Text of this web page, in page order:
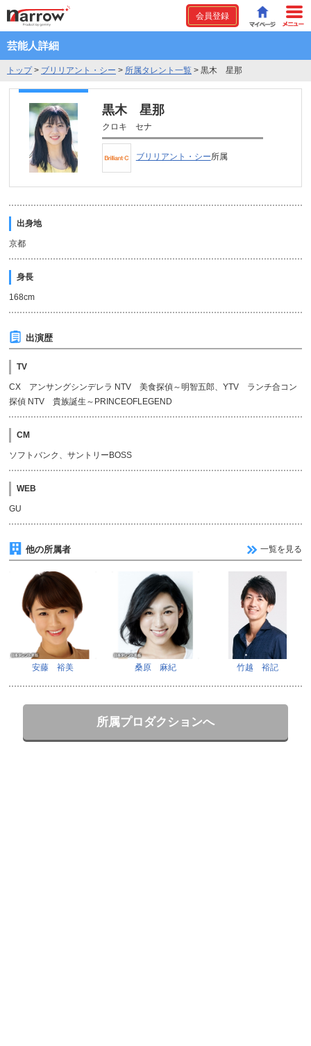
会員登録
芸能人詳細
トップ> ブリリアント・シー > 所属タレント一覧 > 黒木 星那
黒木 星那
クロキ セナ
ブリリアント・シー所属
出身地
京都
身長
168cm
出演歴
TV
CX アンサングシンデレラ NTV 美食探偵～明智五郎、YTV ランチ合コン
探偵 NTV 貴族誕生～PRINCEOFLEGEND
CM
ソフトバンク、サントリーBOSS
WEB
GU
他の所属者 一覧を見る
安藤 裕美 桑原 麻紀 竹越 裕記
所属プロダクションへ